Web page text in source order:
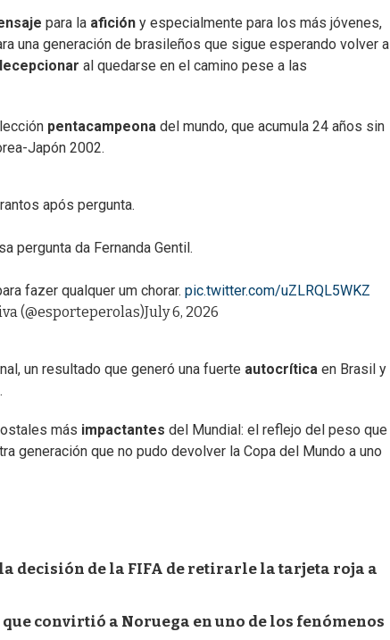
para la afición y especialmente para los más jóvenes,
una generación de brasileños que sigue esperando volver a
al quedarse en el camino pese a las
pentacampeona del mundo, que acumula 24 años sin
Japón 2002.
após pergunta.
pergunta da Fernanda Gentil.
fazer qualquer um chorar. pic.twitter.com/uZLRQL5WKZ
(@esporteperolas)July 6, 2026
un resultado que generó una fuerte autocrítica en Brasil y
más impactantes del Mundial: el reflejo del peso que
generación que no pudo devolver la Copa del Mundo a uno
decisión de la FIFA de retirarle la tarjeta roja a
convirtió a Noruega en uno de los fenómenos